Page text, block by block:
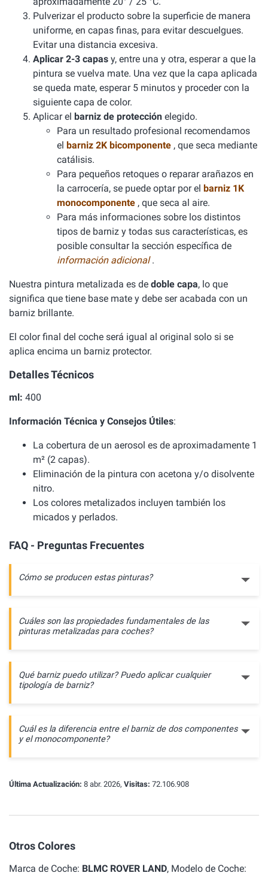
Pulverizar el producto sobre la superficie de manera
uniforme, en capas finas, para evitar descuelgues.
Evitar una distancia excesiva.
Aplicar 2-3 capas y, entre una y otra, esperar a que la
pintura se vuelva mate. Una vez que la capa aplicada
se queda mate, esperar 5 minutos y proceder con la
siguiente capa de color.
Aplicar el barniz de protección elegido.
Para un resultado profesional recomendamos
el barniz 2K bicomponente , que seca mediante
catálisis.
Para pequeños retoques o reparar arañazos en
la carrocería, se puede optar por el barniz 1K
monocomponente , que seca al aire.
Para más informaciones sobre los distintos
tipos de barniz y todas sus características, es
posible consultar la sección específica de
información adicional.
Nuestra pintura metalizada es de doble capa, lo que
significa que tiene base mate y debe ser acabada con un
barniz brillante.
El color final del coche será igual al original solo si se
aplica encima un barniz protector.
Detalles Técnicos
ml: 400
Información Técnica y Consejos Útiles:
La cobertura de un aerosol es de aproximadamente 1
m² (2 capas).
Eliminación de la pintura con acetona y/o disolvente
nitro.
Los colores metalizados incluyen también los
micados y perlados.
FAQ - Preguntas Frecuentes
Cómo se producen estas pinturas?
Cuáles son las propiedades fundamentales de las
pinturas metalizadas para coches?
Qué barniz puedo utilizar? Puedo aplicar cualquier
tipología de barniz?
Cuál es la diferencia entre el barniz de dos componentes
y el monocomponente?
Última Actualización: 8 abr. 2026, Visitas: 72.106.908
Otros Colores
Marca de Coche: BLMC ROVER LAND, Modelo de Coche: